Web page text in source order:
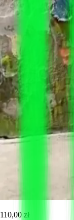
110,00 zł